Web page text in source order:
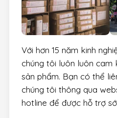
Với hơn 15 năm kinh
chúng tôi luôn luôn cam
sản phẩm. Bạn có thể
chúng tôi thông qua
hotline để được hỗ trợ